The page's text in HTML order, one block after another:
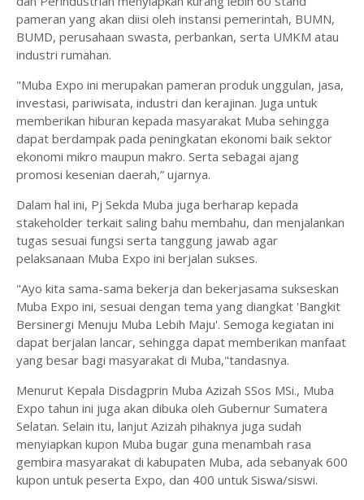
pameran yang akan diisi oleh instansi pemerintah, BUMN,
BUMD, perusahaan swasta, perbankan, serta UMKM atau
industri rumahan.
"Muba Expo ini merupakan pameran produk unggulan, jasa,
investasi, pariwisata, industri dan kerajinan. Juga untuk
memberikan hiburan kepada masyarakat Muba sehingga
dapat berdampak pada peningkatan ekonomi baik sektor
ekonomi mikro maupun makro. Serta sebagai ajang
promosi kesenian daerah,” ujarnya.
Dalam hal ini, Pj Sekda Muba juga berharap kepada
stakeholder terkait saling bahu membahu, dan menjalankan
tugas sesuai fungsi serta tanggung jawab agar
pelaksanaan Muba Expo ini berjalan sukses.
"Ayo kita sama-sama bekerja dan bekerjasama sukseskan
Muba Expo ini, sesuai dengan tema yang diangkat 'Bangkit
Bersinergi Menuju Muba Lebih Maju'. Semoga kegiatan ini
dapat berjalan lancar, sehingga dapat memberikan manfaat
yang besar bagi masyarakat di Muba,"tandasnya.
Menurut Kepala Disdagprin Muba Azizah SSos MSi., Muba
Expo tahun ini juga akan dibuka oleh Gubernur Sumatera
Selatan. Selain itu, lanjut Azizah pihaknya juga sudah
menyiapkan kupon Muba bugar guna menambah rasa
gembira masyarakat di kabupaten Muba, ada sebanyak 600
kupon untuk peserta Expo, dan 400 untuk Siswa/siswi.